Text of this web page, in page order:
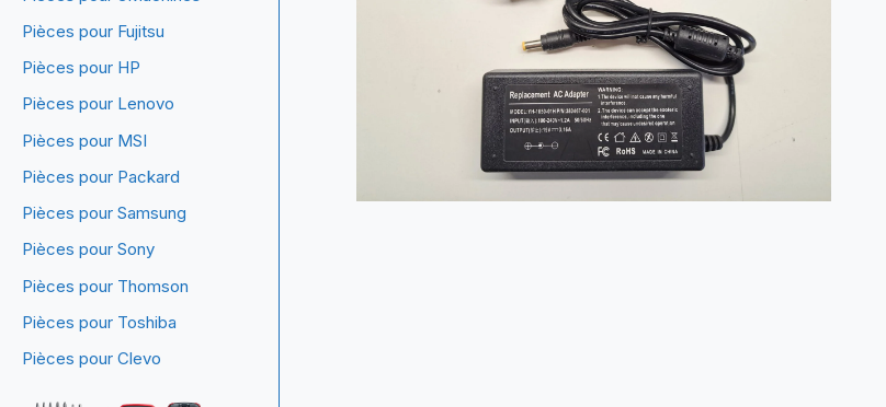
Pièces pour Fujitsu
Pièces pour HP
Pièces pour Lenovo
Pièces pour MSI
Pièces pour Packard
Pièces pour Samsung
Pièces pour Sony
Pièces pour Thomson
Pièces pour Toshiba
Pièces pour Clevo